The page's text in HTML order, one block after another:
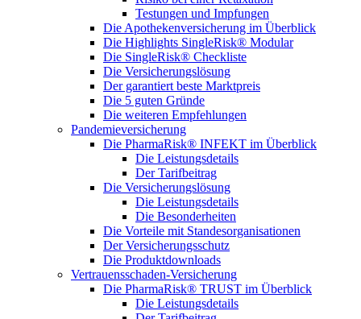
Testungen und Impfungen
Die Apothekenversicherung im Überblick
Die Highlights SingleRisk® Modular
Die SingleRisk® Checkliste
Die Versicherungslösung
Der garantiert beste Marktpreis
Die 5 guten Gründe
Die weiteren Empfehlungen
Pandemieversicherung
Die PharmaRisk® INFEKT im Überblick
Die Leistungsdetails
Der Tarifbeitrag
Die Versicherungslösung
Die Leistungsdetails
Die Besonderheiten
Die Vorteile mit Standesorganisationen
Der Versicherungsschutz
Die Produktdownloads
Vertrauensschaden-Versicherung
Die PharmaRisk® TRUST im Überblick
Die Leistungsdetails